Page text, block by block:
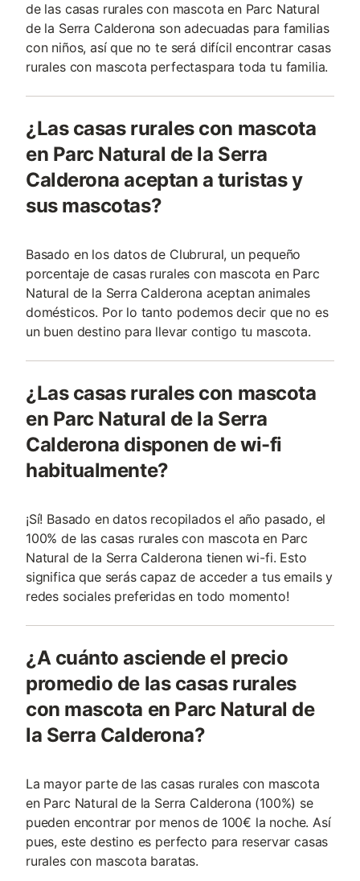
de las casas rurales con mascota en Parc Natural
de la Serra Calderona son adecuadas para familias
con niños, así que no te será difícil encontrar casas
rurales con mascota perfectaspara toda tu familia.
¿Las casas rurales con mascota
en Parc Natural de la Serra
Calderona aceptan a turistas y
sus mascotas?
Basado en los datos de Clubrural, un pequeño
porcentaje de casas rurales con mascota en Parc
Natural de la Serra Calderona aceptan animales
domésticos. Por lo tanto podemos decir que no es
un buen destino para llevar contigo tu mascota.
¿Las casas rurales con mascota
en Parc Natural de la Serra
Calderona disponen de wi-fi
habitualmente?
¡Sí! Basado en datos recopilados el año pasado, el
100% de las casas rurales con mascota en Parc
Natural de la Serra Calderona tienen wi-fi. Esto
significa que serás capaz de acceder a tus emails y
redes sociales preferidas en todo momento!
¿A cuánto asciende el precio
promedio de las casas rurales
con mascota en Parc Natural de
la Serra Calderona?
La mayor parte de las casas rurales con mascota
en Parc Natural de la Serra Calderona (100%) se
pueden encontrar por menos de 100€ la noche. Así
pues, este destino es perfecto para reservar casas
rurales con mascota baratas.